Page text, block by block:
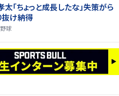
太「ちょっと成長したな」失策がら
抜け納得
野球